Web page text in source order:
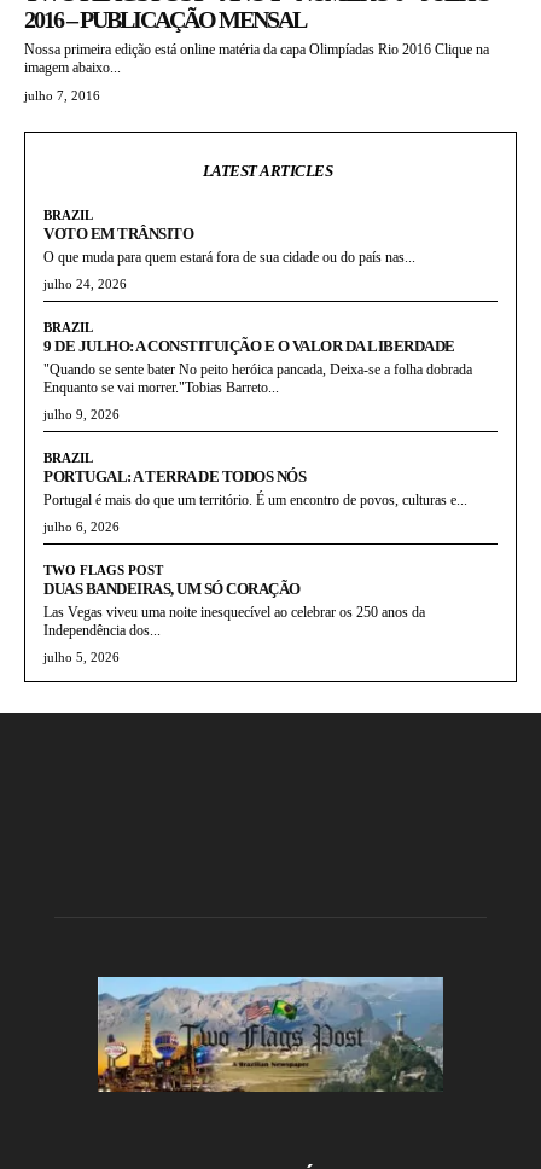
2016 – PUBLICAÇÃO MENSAL
Nossa primeira edição está online matéria da capa Olimpíadas Rio 2016 Clique na
imagem abaixo...
julho 7, 2016
LATEST ARTICLES
BRAZIL
VOTO EM TRÂNSITO
O que muda para quem estará fora de sua cidade ou do país nas...
julho 24, 2026
BRAZIL
9 DE JULHO: A CONSTITUIÇÃO E O VALOR DA LIBERDADE
"Quando se sente bater No peito heróica pancada, Deixa-se a folha dobrada
Enquanto se vai morrer."Tobias Barreto...
julho 9, 2026
BRAZIL
PORTUGAL: A TERRA DE TODOS NÓS
Portugal é mais do que um território. É um encontro de povos, culturas e...
julho 6, 2026
TWO FLAGS POST
DUAS BANDEIRAS, UM SÓ CORAÇÃO
Las Vegas viveu uma noite inesquecível ao celebrar os 250 anos da
Independência dos...
julho 5, 2026